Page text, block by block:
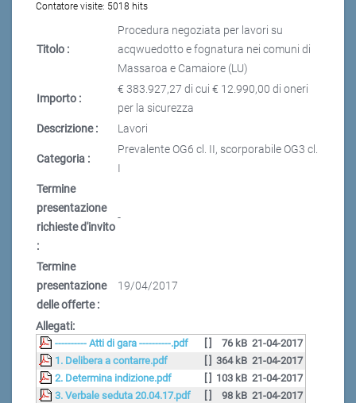
Contatore visite: 5018 hits
Titolo :
Procedura negoziata per lavori su
acqwuedotto e fognatura nei comuni di
Massaroa e Camaiore (LU)
Importo :
€ 383.927,27 di cui € 12.990,00 di oneri
per la sicurezza
Descrizione :
Lavori
Categoria :
Prevalente OG6 cl. II, scorporabile OG3 cl.
I
Termine
presentazione
richieste d'invito
:
-
Termine
presentazione
delle offerte :
19/04/2017
Allegati:
---------- Atti di gara ----------.pdf 76 kB 21-04-2017
1. Delibera a contarre.pdf
364 kB 21-04-2017
2. Determina indizione.pdf
103 kB 21-04-2017
3. Verbale seduta 20.04.17.pdf
98 kB 21-04-2017